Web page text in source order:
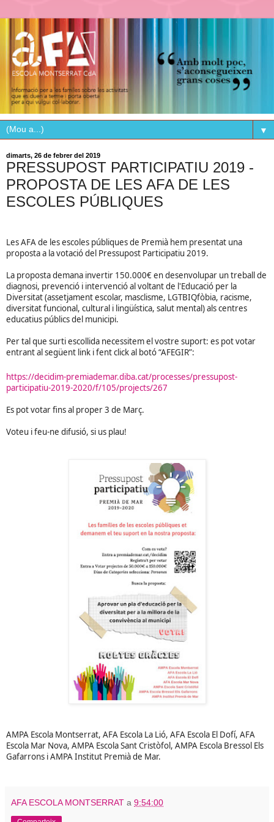
▼
dimarts, 26 de febrer del 2019
PRESSUPOST PARTICIPATIU 2019 -
PROPOSTA DE LES AFA DE LES
ESCOLES PÚBLIQUES
Les AFA de les escoles públiques de Premià hem presentat una
proposta a la votació del Pressupost Participatiu 2019.
La proposta demana invertir 150.000€ en desenvolupar un treball de
diagnosi, prevenció i intervenció al voltant de l'Educació per la
Diversitat (assetjament escolar, masclisme, LGTBIQfòbia, racisme,
diversitat funcional, cultural i lingüística, salut mental) als centres
educatius públics del municipi.
Per tal que surti escollida necessitem el vostre suport: es pot votar
entrant al següent link i fent click al botó “AFEGIR”:
https://decidim-premiademar.diba.cat/processes/pressupost-
participatiu-2019-2020/f/105/projects/267
Es pot votar fins al proper 3 de Març.
Voteu i feu-ne difusió, si us plau!
AMPA Escola Montserrat, AFA Escola La Lió, AFA Escola El Dofí, AFA
Escola Mar Nova, AMPA Escola Sant Cristòfol, AMPA Escola Bressol Els
Gafarrons i AMPA Institut Premià de Mar.
AFA ESCOLA MONTSERRAT a 9:54:00